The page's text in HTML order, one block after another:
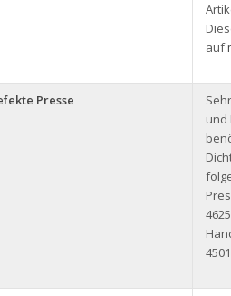
auf
Presse
und